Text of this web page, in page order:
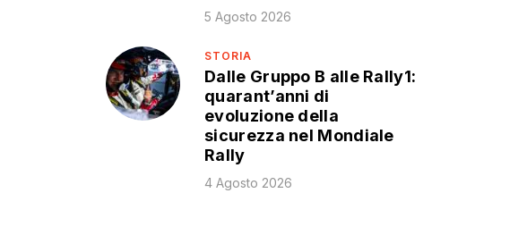
5 Agosto 2026
STORIA
Dalle Gruppo B alle Rally1:
quarant’anni di
evoluzione della
sicurezza nel Mondiale
Rally
4 Agosto 2026